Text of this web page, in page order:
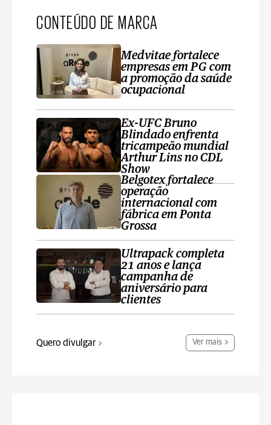
CONTEÚDO DE MARCA
Medvitae fortalece
empresas em PG com
a promoção da saúde
ocupacional
Ex-UFC Bruno
Blindado enfrenta
tricampeão mundial
Arthur Lins no CDL
Show
Belgotex fortalece
operação
internacional com
fábrica em Ponta
Grossa
Ultrapack completa
21 anos e lança
campanha de
aniversário para
clientes
Quero divulgar Ver mais